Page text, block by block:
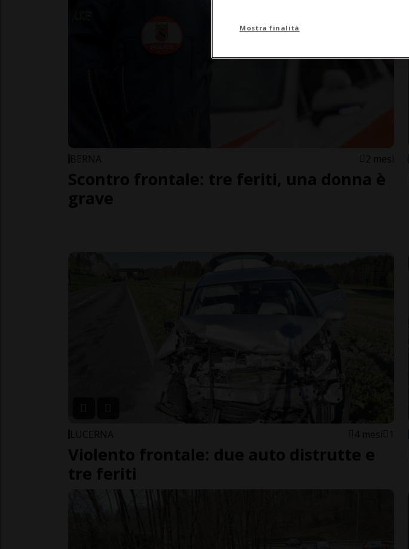
BERNA 2 mesi
Scontro frontale: tre feriti, una donna è
grave
LUCERNA 4 mesi 1
Violento frontale: due auto distrutte e
tre feriti
Mostra finalità